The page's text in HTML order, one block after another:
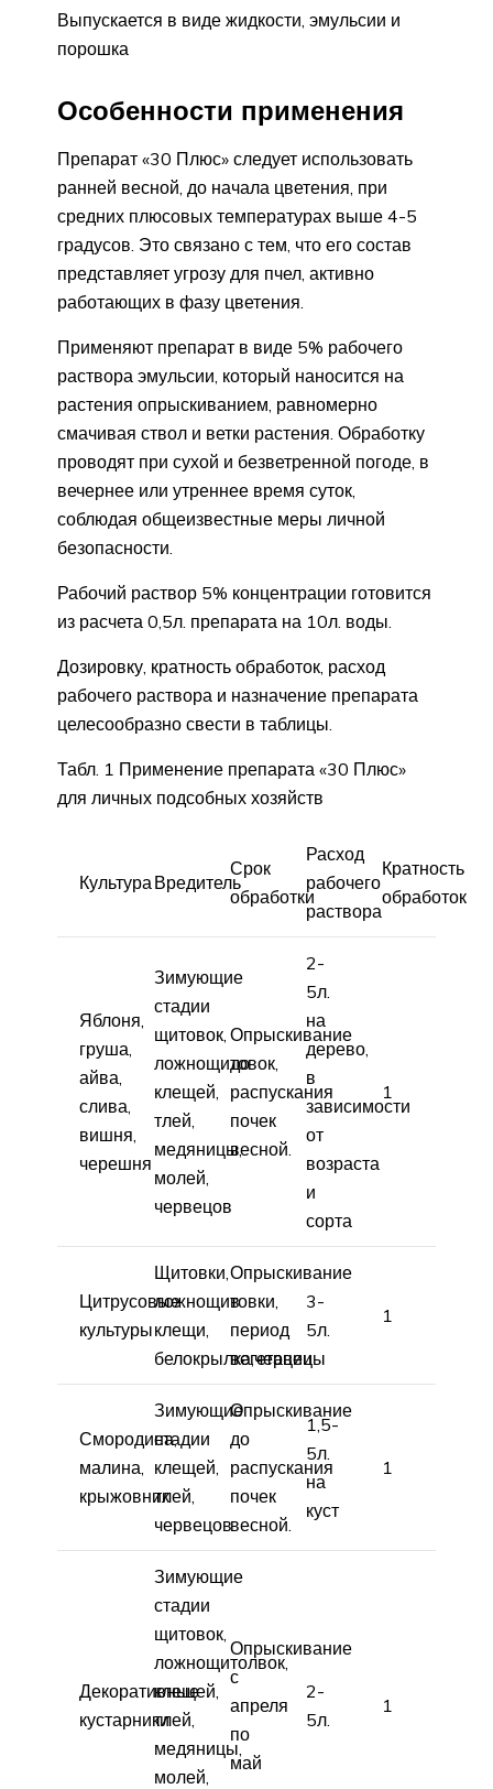
Выпускается в виде жидкости, эмульсии и
порошка
Особенности применения
Препарат «30 Плюс» следует использовать
ранней весной, до начала цветения, при
средних плюсовых температурах выше 4-5
градусов. Это связано с тем, что его состав
представляет угрозу для пчел, активно
работающих в фазу цветения.
Применяют препарат в виде 5% рабочего
раствора эмульсии, который наносится на
растения опрыскиванием, равномерно
смачивая ствол и ветки растения. Обработку
проводят при сухой и безветренной погоде, в
вечернее или утреннее время суток,
соблюдая общеизвестные меры личной
безопасности.
Рабочий раствор 5% концентрации готовится
из расчета 0,5л. препарата на 10л. воды.
Дозировку, кратность обработок, расход
рабочего раствора и назначение препарата
целесообразно свести в таблицы.
Табл. 1 Применение препарата «30 Плюс»
для личных подсобных хозяйств
КультураВредитель
Срок
обработки
Расход
рабочего
раствора
Кратность
обработок
Яблоня,
груша,
айва,
слива,
вишня,
черешня
Зимующие
стадии
щитовок,
ложнощитовок,
клещей,
тлей,
медяницы,
молей,
червецов
Опрыскивание
до
распускания
почек
весной.
2-
5л.
на
дерево,
в
зависимости
от
возраста
и
сорта
1
Цитрусовые
культуры
Щитовки,
ложнощитовки,
клещи,
белокрылка,червецы
Опрыскивание
в
период
вегетации
3-
5л.
1
Смородина,
малина,
крыжовник
Зимующие
стадии
клещей,
тлей,
червецов
Опрыскивание
до
распускания
почек
весной.
1,5-
5л.
на
куст
1
Декоративные
кустарники
Зимующие
стадии
щитовок,
ложнощитолвок,
клещей,
тлей,
медяницы,
молей,
Опрыскивание
с
апреля
по
май
2-
5л.
1